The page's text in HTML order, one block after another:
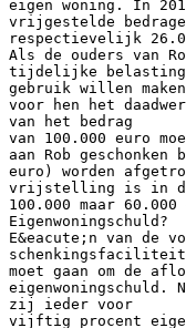
eigen woning. In
vrijgestelde
respectievelijk
Als de ouders van
tijdelijke
gebruik willen
voor hen het
van het bedrag
van 100.000 euro
aan Rob geschonken
euro) worden
vrijstelling is in
100.000 maar 60.000
Eigenwoningschuld?
E&eacute;n van de
moet gaan om de
eigenwoningschuld.
zij ieder voor
vijftig procent